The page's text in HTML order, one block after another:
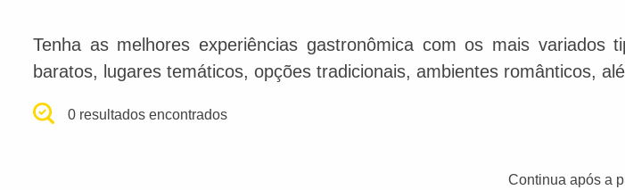
Tenha as melhores experiências gastronômica com os mais
baratos, lugares temáticos, opções tradicionais, ambientes românticos,
0 resultados encontrados
Continua após a